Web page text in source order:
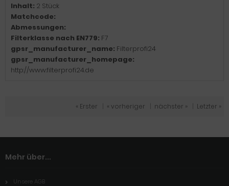
Inhalt: 2 Stück
Matchcode:
Abmessungen:
Filterklasse nach EN779: F7
gpsr_manufacturer_name: Filterprofi24
gpsr_manufacturer_homepage:
http://www.filterprofi24.de
« Erster « vorheriger nächster » Letzter »
Mehr über...
Unsere AGB